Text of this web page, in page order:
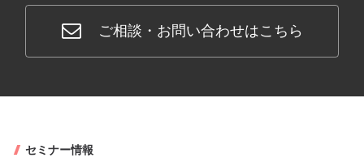
ご相談・お問い合わせはこちら
セミナー情報